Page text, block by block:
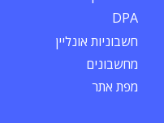
DPA
חשבוניות אונליין
מחשבונים
מפת אתר